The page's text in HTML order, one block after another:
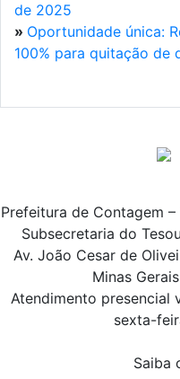
de 2025
» Oportunidade única:
100% para quitação de
Prefeitura de Contagem
Subsecretaria do
Av. João Cesar de
Minas
Atendimento presencial
sexta-
Saiba